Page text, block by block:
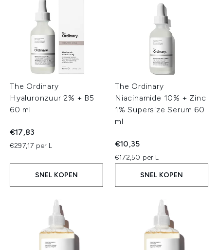
The Ordinary
Hyaluronzuur 2% + B5
60 ml
€17,83
€297,17 per L
SNEL KOPEN
The Ordinary
Niacinamide 10% + Zinc
1% Supersize Serum 60
ml
€10,35
€172,50 per L
SNEL KOPEN